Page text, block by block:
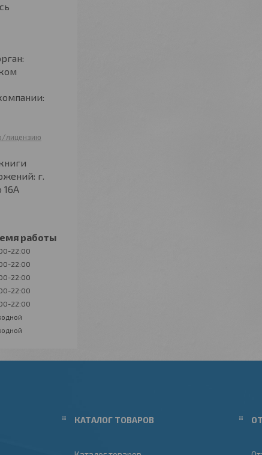
лицензию
г.
16А
работы
22:00
22:00
22:00
22:00
22:00
КАТАЛОГ ТОВАРОВ